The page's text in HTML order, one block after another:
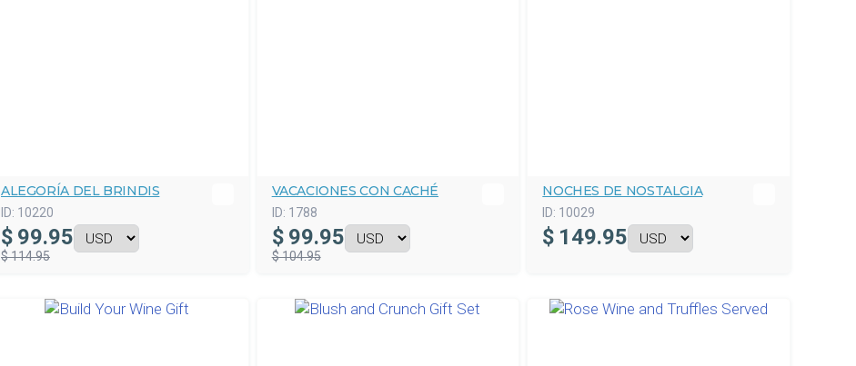
ALEGORÍA DEL BRINDIS
ID: 10220
$ 99.95
$ 114.95
VACACIONES CON CACHÉ
ID: 1788
$ 99.95
$ 104.95
NOCHES DE NOSTALGIA
ID: 10029
$ 149.95